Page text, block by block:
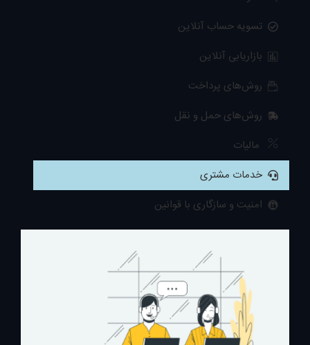
تسویه حساب آنلاین
بازاریابی آنلاین
روش‌های پرداخت
روش‌های حمل و نقل
مالیات
خدمات مشتری
امنیت و سازگاری با قوانین